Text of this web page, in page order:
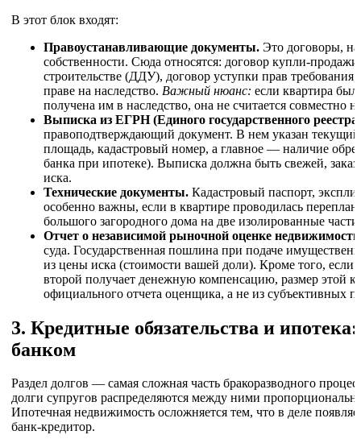
В этот блок входят:
Правоустанавливающие документы. Это договоры,
собственности. Сюда относятся: договор купли-
строительстве (ДДУ), договор уступки прав
праве на наследство. Важный нюанс: если квартира
получена им в наследство, она не считается совместно
Выписка из ЕГРН (Единого государственного
правоподтверждающий документ. В нем указан
площадь, кадастровый номер, а главное — наличие
банка при ипотеке). Выписка должна быть свежей,
иска.
Технические документы. Кадастровый паспорт,
особенно важны, если в квартире проводилась
большого загородного дома на две изолированные
Отчет о независимой рыночной оценке
суда. Государственная пошлина при подаче
из цены иска (стоимости вашей доли). Кроме того, если
второй получает денежную компенсацию, размер этой
официального отчета оценщика, а не из субъективных
3. Кредитные обязательства и
банком
Раздел долгов — самая сложная часть бракоразводного
долги супругов распределяются между ними
Ипотечная недвижимость осложняется тем, что в деле
банк-кредитор.